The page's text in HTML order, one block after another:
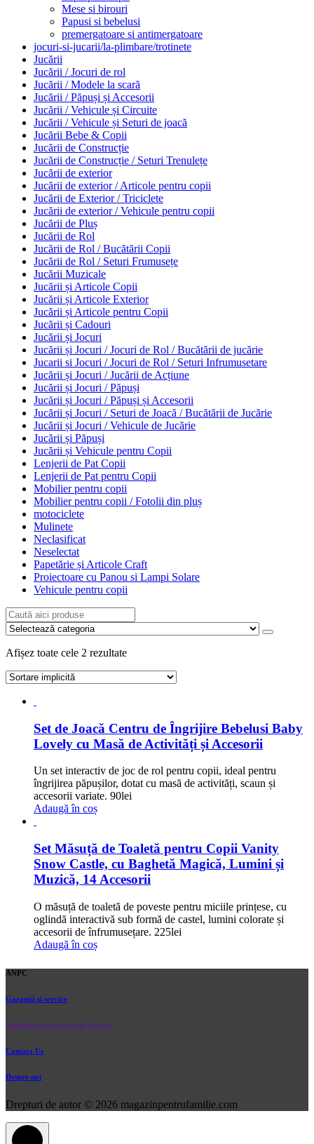
Mese si birouri
Papusi si bebelusi
premergatoare si antimergatoare
jocuri-si-jucarii/la-plimbare/trotinete
Jucării
Jucării / Jocuri de rol
Jucării / Modele la scară
Jucării / Păpuși și Accesorii
Jucării / Vehicule și Circuite
Jucării / Vehicule și Seturi de joacă
Jucării Bebe & Copii
Jucării de Construcție
Jucării de Construcție / Seturi Trenulețe
Jucării de exterior
Jucării de exterior / Articole pentru copii
Jucării de Exterior / Triciclete
Jucării de exterior / Vehicule pentru copii
Jucării de Pluș
Jucării de Rol
Jucării de Rol / Bucătării Copii
Jucării de Rol / Seturi Frumusețe
Jucării Muzicale
Jucării și Articole Copii
Jucării și Articole Exterior
Jucării și Articole pentru Copii
Jucării și Cadouri
Jucării și Jocuri
Jucării și Jocuri / Jocuri de Rol / Bucătării de jucărie
Jucarii si Jocuri / Jocuri de Rol / Seturi Infrumusetare
Jucării și Jocuri / Jucării de Acțiune
Jucării și Jocuri / Păpuși
Jucării și Jocuri / Păpuși și Accesorii
Jucării și Jocuri / Seturi de Joacă / Bucătării de Jucărie
Jucării și Jocuri / Vehicule de Jucărie
Jucării și Păpuși
Jucării și Vehicule pentru Copii
Lenjerii de Pat Copii
Lenjerii de Pat pentru Copii
Mobilier pentru copii
Mobilier pentru copii / Fotolii din pluș
motociclete
Mulinete
Neclasificat
Neselectat
Papetărie și Articole Craft
Proiectoare cu Panou si Lampi Solare
Vehicule pentru copii
Afișez toate cele 2 rezultate
Set de Joacă Centru de Îngrijire Bebelusi Baby
Lovely cu Masă de Activități și Accesorii
Un set interactiv de joc de rol pentru copii, ideal pentru
îngrijirea păpușilor, dotat cu masă de activități, scaun și
accesorii variate. 90lei
Adaugă în coș
Set Măsuță de Toaletă pentru Copii Vanity
Snow Castle, cu Baghetă Magică, Lumini și
Muzică, 14 Accesorii
O măsuță de toaletă de poveste pentru miciile prințese, cu
oglindă interactivă sub formă de castel, lumini colorate și
accesorii de înfrumusețare. 225lei
Adaugă în coș
ANPC
Garantii si service
Deschiderea coletului la livrare
Contact Us
Despre noi
Drepturi de autor © 2026 magazinpentrufamilie.com